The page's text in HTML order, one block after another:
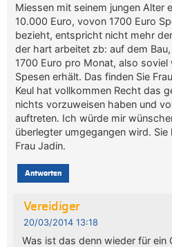
Miessen mit seinem jungen Alter
10.000 Euro, vovon 1700 Euro
bezieht, entspricht nicht mehr
der hart arbeitet zb: auf dem
1700 Euro pro Monat, also soviel
Spesen erhält. Das finden Sie
Keul hat vollkommen Recht das
nichts vorzuweisen haben und
auftreten. Ich würde mir
überlegter umgegangen wird. Sie
Frau Jadin.
Antworten
Vereidiger
20/03/2014 13:18
Was ist das denn wieder für ein